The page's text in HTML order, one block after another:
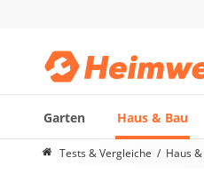
Garten Haus & Bau
Die beliebtesten
Tests & Vergleiche Haus